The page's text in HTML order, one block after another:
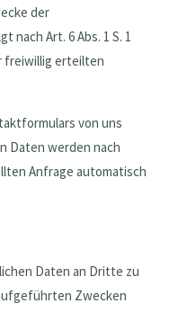
der
nach Art. 6 Abs. 1 S. 1
freiwillig erteilten
von uns
Daten werden nach
Anfrage automatisch
Daten an Dritte zu
Zwecken